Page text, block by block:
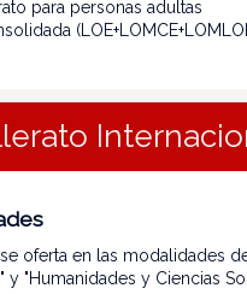
para personas adultas
se oferta en las modalidades
y "Humanidades y Ciencias